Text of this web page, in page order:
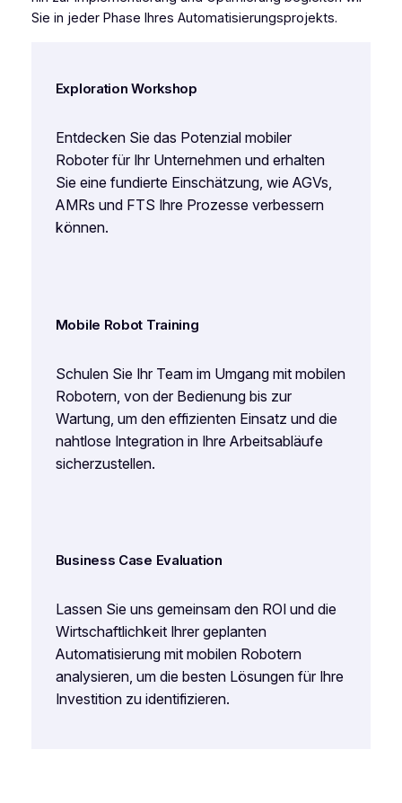
Sie in jeder Phase Ihres Automatisierungsprojekts.
Exploration Workshop
Entdecken Sie das Potenzial mobiler
Roboter für Ihr Unternehmen und erhalten
Sie eine fundierte Einschätzung, wie AGVs,
AMRs und FTS Ihre Prozesse verbessern
können.
Mobile Robot Training
Schulen Sie Ihr Team im Umgang mit mobilen
Robotern, von der Bedienung bis zur
Wartung, um den effizienten Einsatz und die
nahtlose Integration in Ihre Arbeitsabläufe
sicherzustellen.
Business Case Evaluation
Lassen Sie uns gemeinsam den ROI und die
Wirtschaftlichkeit Ihrer geplanten
Automatisierung mit mobilen Robotern
analysieren, um die besten Lösungen für Ihre
Investition zu identifizieren.